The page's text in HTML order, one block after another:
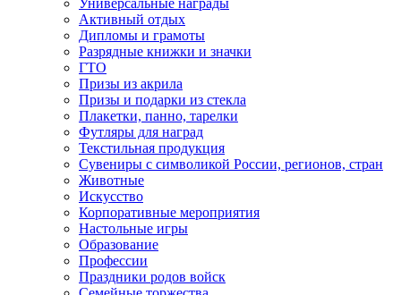
Универсальные награды
Активный отдых
Дипломы и грамоты
Разрядные книжки и значки
ГТО
Призы из акрила
Призы и подарки из стекла
Плакетки, панно, тарелки
Футляры для наград
Текстильная продукция
Сувениры с символикой России, регионов, стран
Животные
Искусство
Корпоративные мероприятия
Настольные игры
Образование
Профессии
Праздники родов войск